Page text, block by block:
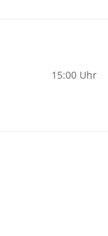
15:00 Uhr